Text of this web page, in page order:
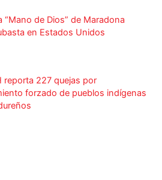
“Mano de Dios” de Maradona
en Estados Unidos
reporta 227 quejas por
forzado de pueblos indígenas